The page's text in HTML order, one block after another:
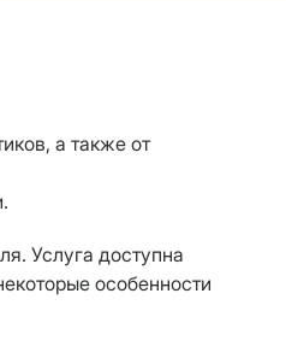
а также от
Услуга доступна
особенности